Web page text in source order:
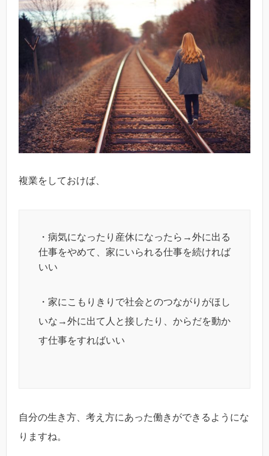
複業をしておけば、
・病気になったり産休になったら→外に出る
仕事をやめて、家にいられる仕事を続ければ
いい
・家にこもりきりで社会とのつながりがほし
いな→外に出て人と接したり、からだを動か
す仕事をすればいい
自分の生き方、考え方にあった働きができるようにな
りますね。